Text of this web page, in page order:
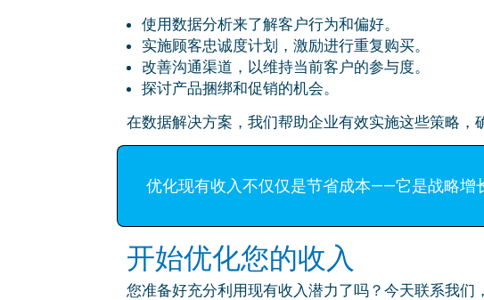
使用数据分析来了解客户行为和偏好。
实施顾客忠诚度计划，激励进行重复购买。
改善沟通渠道，以维持当前客户的参与度。
探讨产品捆绑和促销的机会。
在数据解决方案，我们帮助企业有效实施这些策略，
优化现有收入不仅仅是节省成本——它是战略增
开始优化您的收入
您准备好充分利用现有收入潜力了吗？今天联系我们